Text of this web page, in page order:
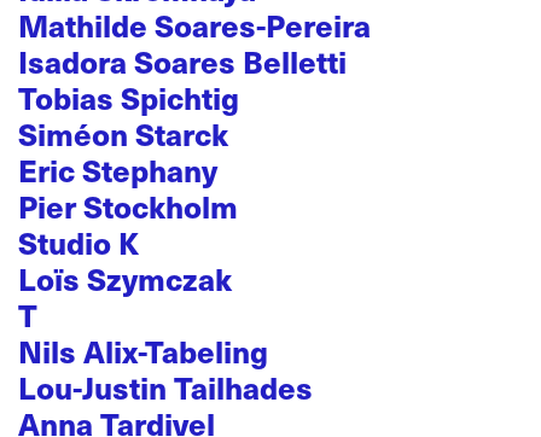
Mathilde Soares-Pereira
Isadora Soares Belletti
Tobias Spichtig
Siméon Starck
Eric Stephany
Pier Stockholm
Studio K
Loïs Szymczak
T
Nils Alix-Tabeling
Lou-Justin Tailhades
Anna Tardivel